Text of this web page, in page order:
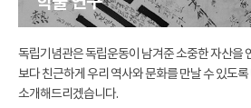
독립기념관은 독립운동이 남겨준 소중한 자산을
보다 친근하게 우리 역사와 문화를 만날 수 있도
소개해드리겠습니다.